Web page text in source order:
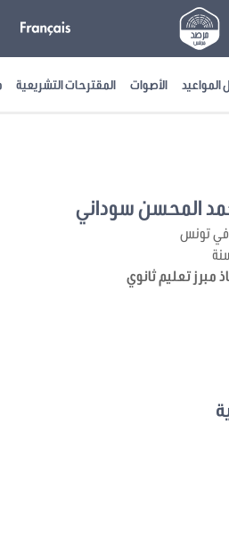
المواعيد الأصوات المقترحات التشريعية
المحسن سوداني
في تونس
مبرز تعليم ثانوي